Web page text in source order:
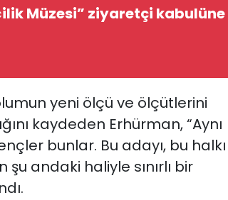
Müzesi” ziyaretçi kabulüne
yeni ölçü ve ölçütlerini
kaydeden Erhürman, “Aynı
bunlar. Bu adayı, bu halkı
andaki haliyle sınırlı bir